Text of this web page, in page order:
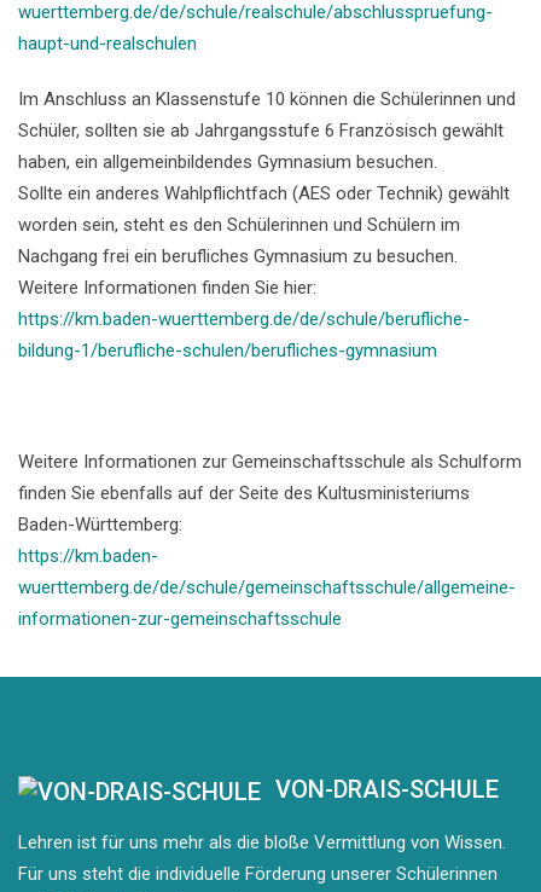
wuerttemberg.de/de/schule/realschule/abschlusspruefung-
haupt-und-realschulen
Im Anschluss an Klassenstufe 10 können die Schülerinnen und
Schüler, sollten sie ab Jahrgangsstufe 6 Französisch gewählt
haben, ein allgemeinbildendes Gymnasium besuchen.
Sollte ein anderes Wahlpflichtfach (AES oder Technik) gewählt
worden sein, steht es den Schülerinnen und Schülern im
Nachgang frei ein berufliches Gymnasium zu besuchen.
Weitere Informationen finden Sie hier:
https://km.baden-wuerttemberg.de/de/schule/berufliche-
bildung-1/berufliche-schulen/berufliches-gymnasium
Weitere Informationen zur Gemeinschaftsschule als Schulform
finden Sie ebenfalls auf der Seite des Kultusministeriums
Baden-Württemberg:
https://km.baden-
wuerttemberg.de/de/schule/gemeinschaftsschule/allgemeine-
informationen-zur-gemeinschaftsschule
VON-DRAIS-SCHULE
Lehren ist für uns mehr als die bloße Vermittlung von Wissen.
Für uns steht die individuelle Förderung unserer Schülerinnen